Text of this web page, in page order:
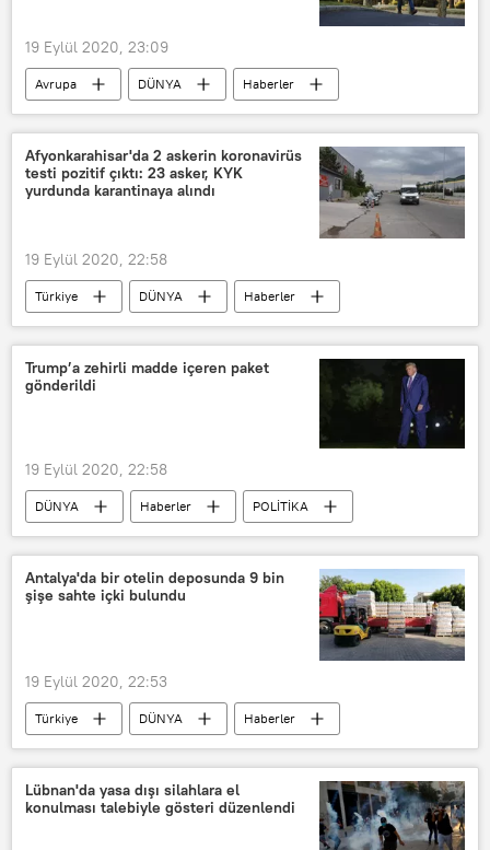
19 Eylül 2020, 23:09
Avrupa DÜNYA
Haberler
İspanya
Monarşi
Cumhuriyet
Pablo Iglesias
Afyonkarahisar'da 2 askerin koronavirüs
testi pozitif çıktı: 23 asker, KYK
yurdunda karantinaya alındı
19 Eylül 2020, 22:58
Türkiye DÜNYA
Haberler
KORONAVİRÜS
TÜRKİYE
Afyonkarahisar
Koronavirüs
Trump’a zehirli madde içeren paket
gönderildi
19 Eylül 2020, 22:58
DÜNYA Haberler
POLİTİKA
ABD
Donald Trump
risin zehri
Zehir
paket
Beyaz Saray
Washington
Antalya'da bir otelin deposunda 9 bin
şişe sahte içki bulundu
19 Eylül 2020, 22:53
Türkiye DÜNYA
Haberler
Antalya
Sahte içki
Kaçak içki
şişe
Otel
Lübnan'da yasa dışı silahlara el
konulması talebiyle gösteri düzenlendi